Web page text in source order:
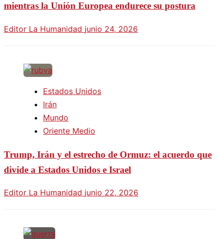
mientras la Unión Europea endurece su postura
Editor La Humanidad junio 24, 2026
Estados Unidos
Irán
Mundo
Oriente Medio
Trump, Irán y el estrecho de Ormuz: el acuerdo que
divide a Estados Unidos e Israel
Editor La Humanidad junio 22, 2026